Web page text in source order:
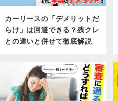
カーリースの「デメリットだ
らけ」は回避できる？残クレ
との違いと併せて徹底解説